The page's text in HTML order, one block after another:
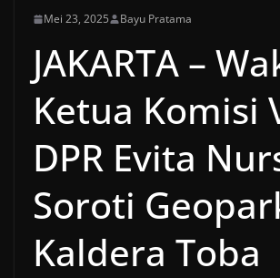
Mei 23, 2025 Bayu Pratama
JAKARTA –
Ketua Komisi
DPR Evita
Soroti
Kaldera Toba